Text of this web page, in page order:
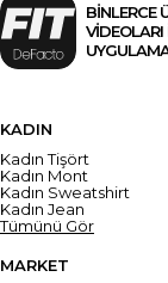
BİNLERCE
KADIN
Kadın Tişört
Kadın Mont
Kadın Sweatshirt
Kadın Jean
Tümünü Gör
MARKET